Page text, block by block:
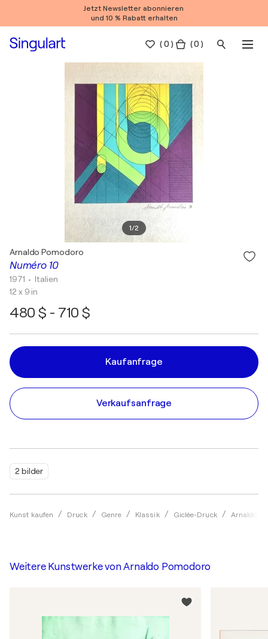
Jetzt Newsletter abonnieren
und 10 % Rabatt erhalten
(0 ) ( 0 )
1/2
2 bilder
Kunst kaufen Druck Genre Klassik Giclée-Druck Arnaldo
Numéro 10
Arnaldo Pomodoro
1971 • Italien
12 x 9 in
480 $ - 710 $
Kaufanfrage
Verkaufsanfrage
Weitere Kunstwerke vonArnaldo Pomodoro